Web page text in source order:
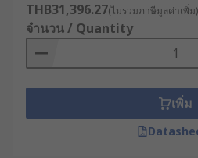
THB31,396.27(ไม่รวมภาษีมูลค่าเพิ่ม)
จำนวน / Quantity
เพิ่ม